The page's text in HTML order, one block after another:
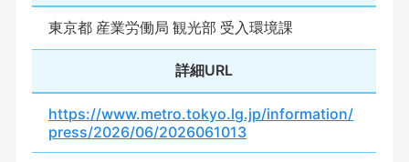
東京都 産業労働局 観光部 受入環境課
詳細URL
https://www.metro.tokyo.lg.jp/information/
press/2026/06/2026061013